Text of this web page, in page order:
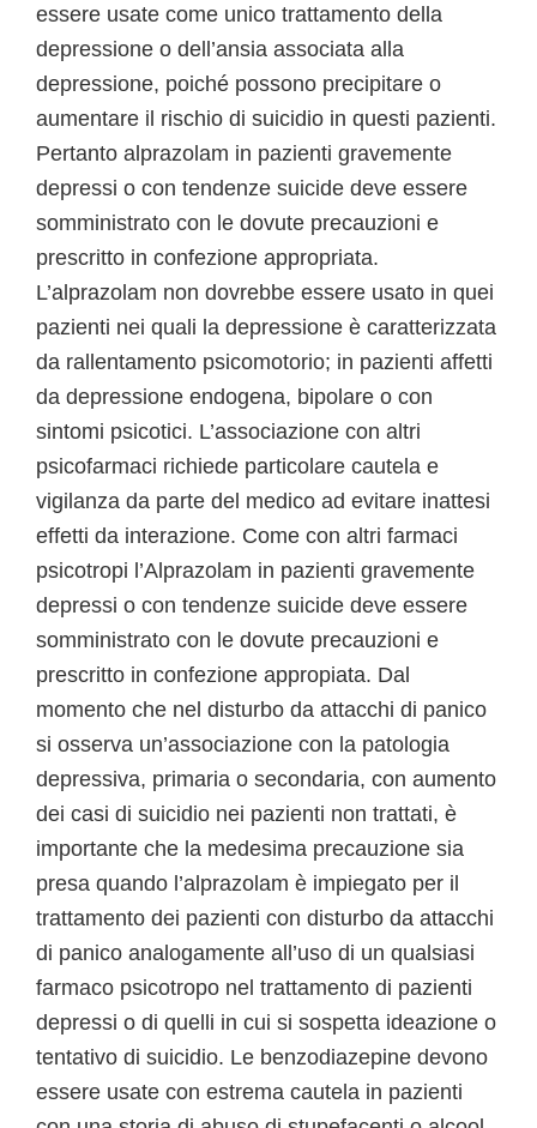
essere usate come unico trattamento della
depressione o dell’ansia associata alla
depressione, poiché possono precipitare o
aumentare il rischio di suicidio in questi pazienti.
Pertanto alprazolam in pazienti gravemente
depressi o con tendenze suicide deve essere
somministrato con le dovute precauzioni e
prescritto in confezione appropriata.
L’alprazolam non dovrebbe essere usato in quei
pazienti nei quali la depressione è caratterizzata
da rallentamento psicomotorio; in pazienti affetti
da depressione endogena, bipolare o con
sintomi psicotici. L’associazione con altri
psicofarmaci richiede particolare cautela e
vigilanza da parte del medico ad evitare inattesi
effetti da interazione. Come con altri farmaci
psicotropi l’Alprazolam in pazienti gravemente
depressi o con tendenze suicide deve essere
somministrato con le dovute precauzioni e
prescritto in confezione appropiata. Dal
momento che nel disturbo da attacchi di panico
si osserva un’associazione con la patologia
depressiva, primaria o secondaria, con aumento
dei casi di suicidio nei pazienti non trattati, è
importante che la medesima precauzione sia
presa quando l’alprazolam è impiegato per il
trattamento dei pazienti con disturbo da attacchi
di panico analogamente all’uso di un qualsiasi
farmaco psicotropo nel trattamento di pazienti
depressi o di quelli in cui si sospetta ideazione o
tentativo di suicidio. Le benzodiazepine devono
essere usate con estrema cautela in pazienti